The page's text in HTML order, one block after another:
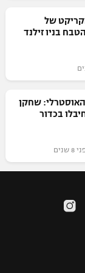
של
בניו זילנד
שחקן
בכדור